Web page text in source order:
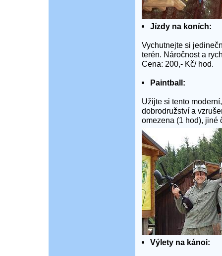
Jízdy na koních:
Vychutnejte si
terén. Náročnost a
Cena: 200,- Kč/ hod.
Paintball:
Užijte si tento
dobrodružství a
omezena (1 hod), jiné
Výlety na kánoi: